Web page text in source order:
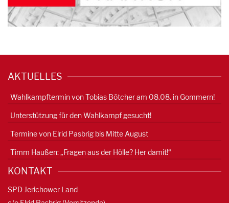
AKTUELLES
Wahlkampftermin von Tobias Bötcher am 08.08. in Gommern!
Unterstützung für den Wahlkampf gesucht!
Termine von Elrid Pasbrig bis Mitte August
Timm Haußen: „Fragen aus der Hölle? Her damit!“
KONTAKT
SPD Jerichower Land